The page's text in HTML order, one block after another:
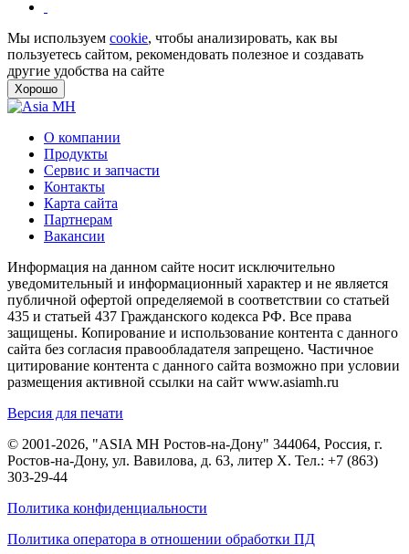
Мы используем cookie, чтобы анализировать, как вы
пользуетесь сайтом, рекомендовать полезное и создавать
другие удобства на сайте
Хорошо
О компании
Продукты
Сервис и запчасти
Контакты
Карта сайта
Партнерам
Вакансии
Информация на данном сайте носит исключительно
уведомительный и информационный характер и не является
публичной офертой определяемой в соответствии со статьей
435 и статьей 437 Гражданского кодекса РФ. Все права
защищены. Копирование и использование контента с данного
сайта без согласия правообладателя запрещено. Частичное
цитирование контента с данного сайта возможно при условии
размещения активной ссылки на сайт www.asiamh.ru
Версия для печати
© 2001-2026, "ASIA MH Ростов-на-Дону" 344064, Россия, г.
Ростов-на-Дону, ул. Вавилова, д. 63, литер Х. Тел.: +7 (863)
303-29-44
Политика конфиденциальности
Политика оператора в отношении обработки ПД